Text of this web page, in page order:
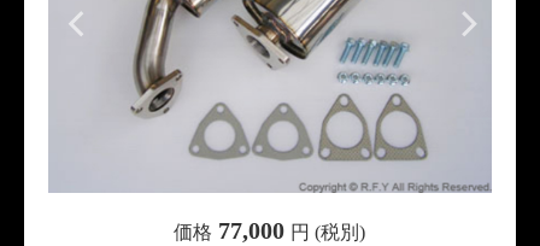
価格 77,000 円 (税別)